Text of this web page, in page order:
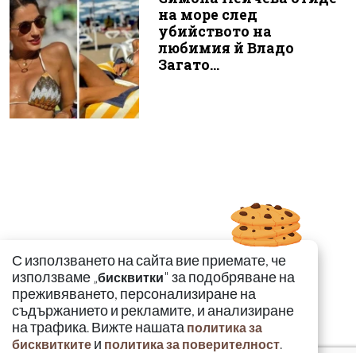
на море след
убийството на
любимия й Владо
Загато...
С използването на сайта вие приемате, че
използваме „бисквитки" за подобряване на
преживяването, персонализиране на
съдържанието и рекламите, и анализиране
на трафика. Вижте нашата политика за
бисквитките и политика за поверителност.